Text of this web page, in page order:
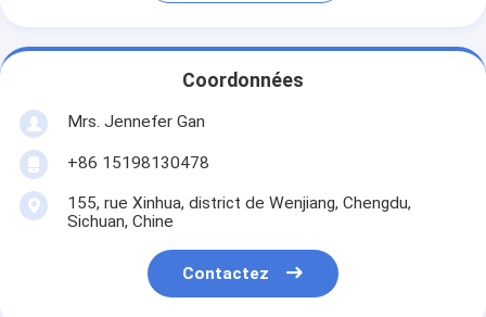
Coordonnées
Mrs. Jennefer Gan
+86 15198130478
155, rue Xinhua, district de Wenjiang, Chengdu,
Sichuan, Chine
Contactez